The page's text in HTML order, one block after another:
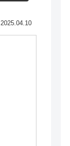
2025.04.10